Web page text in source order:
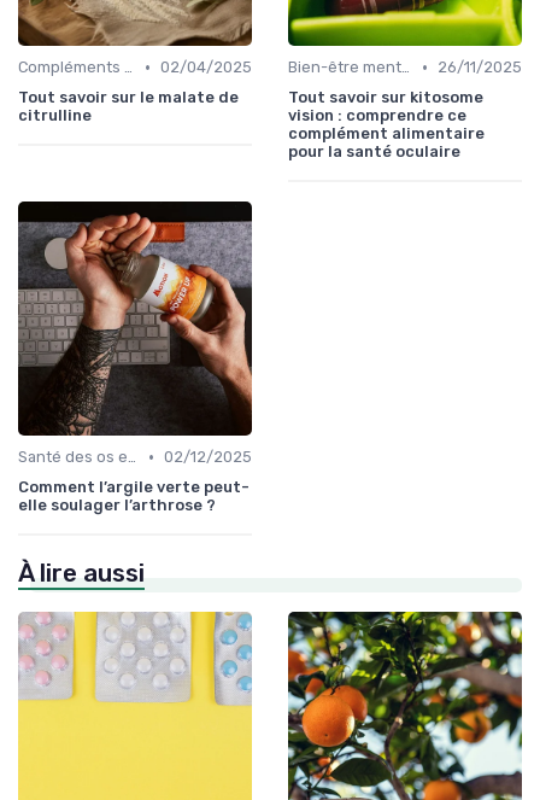
Compléments pour sportifs • 02/04/2025
Tout savoir sur le malate de
citrulline
Bien-être mental et cognitif •
26/11/2025
Tout savoir sur kitosome
vision : comprendre ce
complément alimentaire
pour la santé oculaire
Santé des os et des articulations • 02/12/2025
Comment l’argile verte peut-
elle soulager l’arthrose ?
À lire aussi